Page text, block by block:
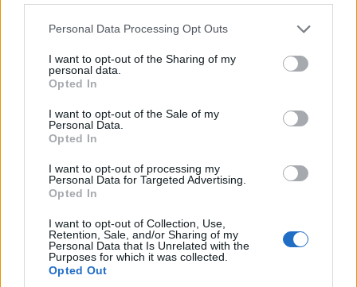
Personal Data Processing Opt Outs
I want to opt-out of the Sharing of my
personal data.
Opted In
I want to opt-out of the Sale of my
Personal Data.
Opted In
I want to opt-out of processing my
Personal Data for Targeted Advertising.
Opted In
I want to opt-out of Collection, Use,
Retention, Sale, and/or Sharing of my
Personal Data that Is Unrelated with the
Purposes for which it was collected.
Opted Out
- tudósított a Bloomberg.
megfogalmazott. Nagyobb szövetségi támogatást
szorgalmaznak a hasonló krízisekre való felkészülés és a
javasolják egy új fővárosi tisztség, a válságállósági
főigazgató (chief resilience officer) pozíciójának
A keresett cikk a portfolio.hu hírarchívumához
tartozik, melynek olvasása előfizetéses
regisztrációhoz kötött.